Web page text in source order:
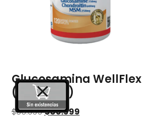
Glucosamina WellFlex
(120 Caps)
$86.399$80.999